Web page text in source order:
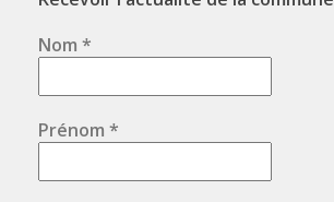
Nom *
Prénom *